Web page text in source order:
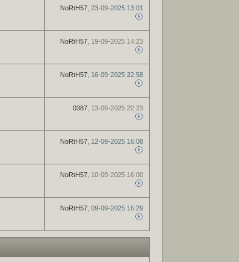
NoRtH57 , 23-09-2025 13:01
NoRtH57 , 19-09-2025 14:23
NoRtH57 , 16-09-2025 22:58
0387 , 13-09-2025 22:23
NoRtH57 , 12-09-2025 16:08
NoRtH57 , 10-09-2025 16:00
NoRtH57 , 09-09-2025 16:29